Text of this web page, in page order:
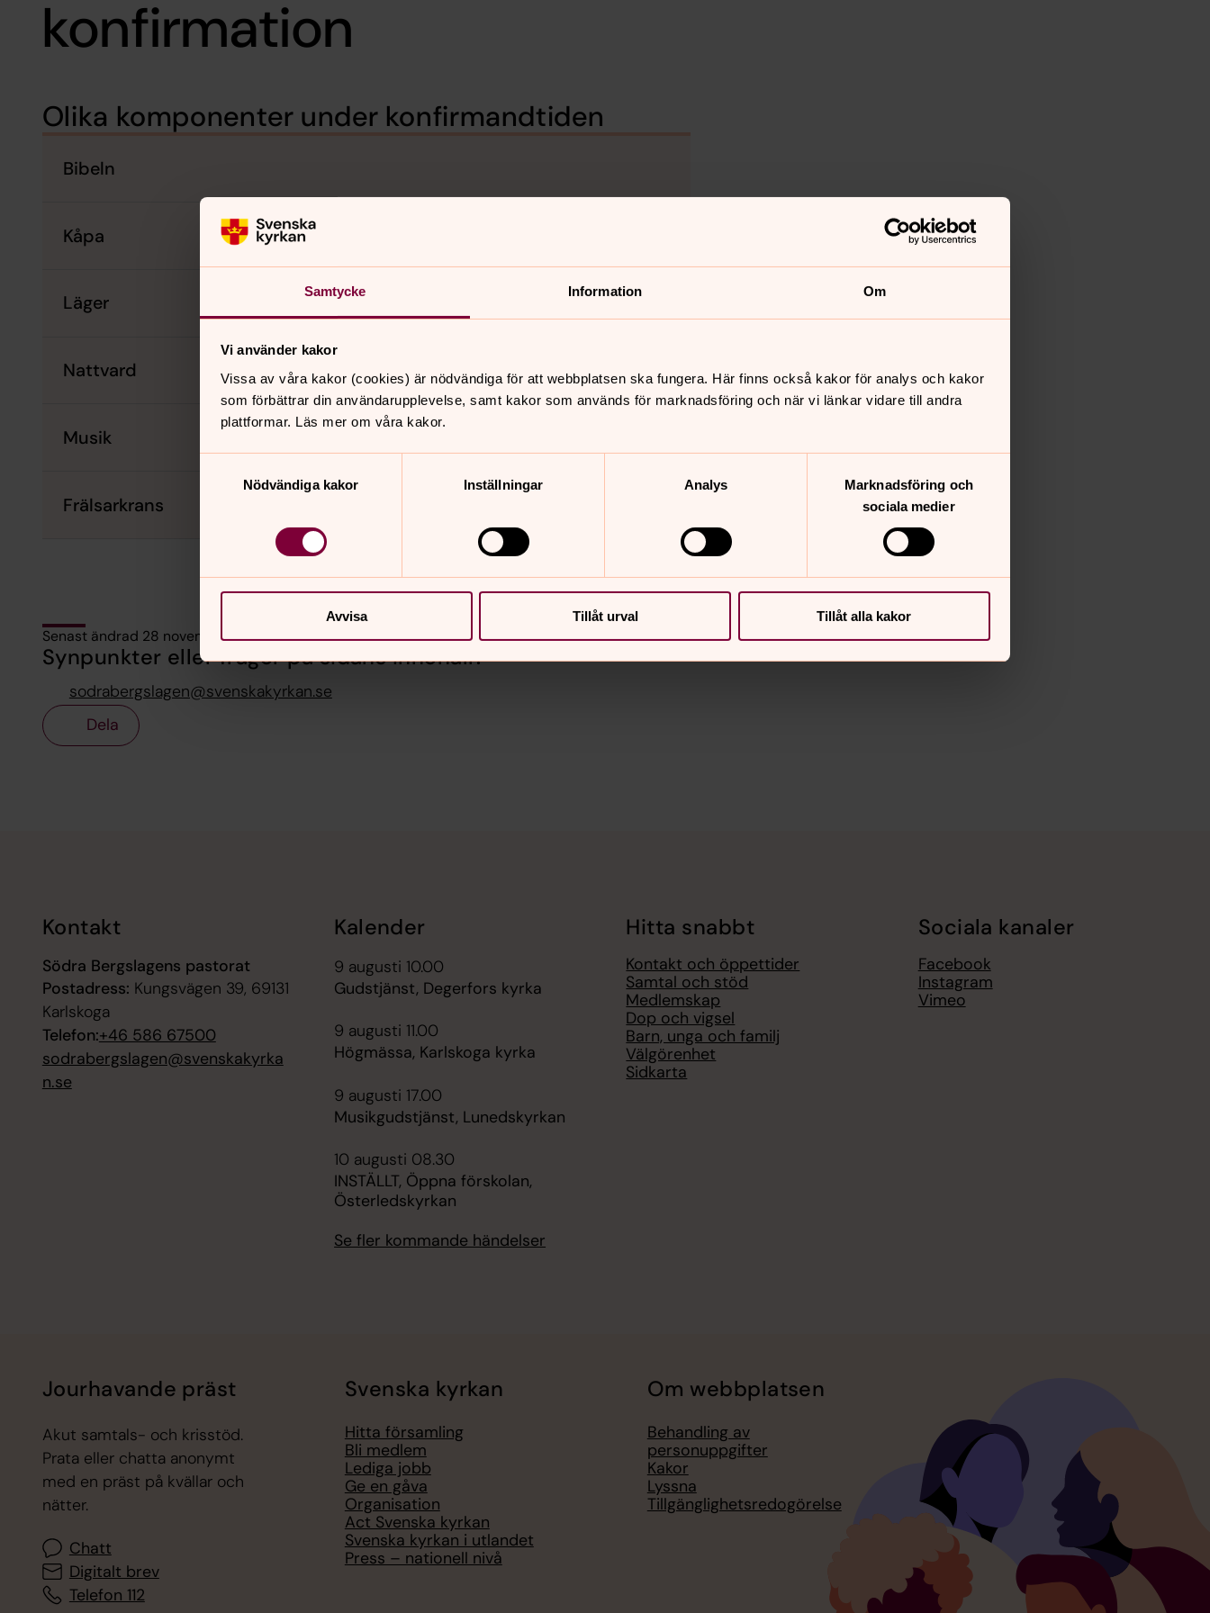
Samtycke Information Om
Vi använder kakor
Vissa av våra kakor (cookies) är nödvändiga för att webbplatsen ska fungera. Här finns också kakor för analys och kakor
som förbättrar din användarupplevelse, samt kakor som används för marknadsföring och när vi länkar vidare till andra
plattformar. Läs mer om våra kakor.
Nödvändiga kakor
Inställningar Analys
Marknadsföring och
sociala medier
Avvisa Tillåt urval Tillåt alla kakor
konfirmation
Olika komponenter under konfirmandtiden
Bibeln
Kåpa
Läger
Nattvard
Musik
Frälsarkrans
Senast ändrad 28 november 2024
Synpunkter eller frågor på sidans innehåll?
sodrabergslagen@svenskakyrkan.se
Dela
Kontakt
Södra Bergslagens pastorat
Postadress: Kungsvägen 39, 69131
Karlskoga
Telefon:+46 586 67500
sodrabergslagen@svenskakyrka
n.se
Kalender
9 augusti 10.00
Gudstjänst, Degerfors kyrka
9 augusti 11.00
Högmässa, Karlskoga kyrka
9 augusti 17.00
Musikgudstjänst, Lunedskyrkan
10 augusti 08.30
INSTÄLLT, Öppna förskolan,
Österledskyrkan
Se fler kommande händelser
Hitta snabbt
Kontakt och öppettider
Samtal och stöd
Medlemskap
Dop och vigsel
Barn, unga och familj
Välgörenhet
Sidkarta
Sociala kanaler
Facebook
Instagram
Vimeo
Jourhavande präst
Akut samtals- och krisstöd.
Prata eller chatta anonymt
med en präst på kvällar och
nätter.
Chatt
Digitalt brev
Telefon 112
Svenska kyrkan
Hitta församling
Bli medlem
Lediga jobb
Ge en gåva
Organisation
Act Svenska kyrkan
Svenska kyrkan i utlandet
Press – nationell nivå
Om webbplatsen
Behandling av
personuppgifter
Kakor
Lyssna
Tillgänglighetsredogörelse